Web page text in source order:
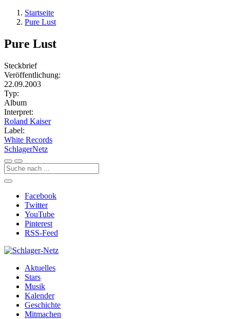
Startseite
Pure Lust
Pure Lust
Steckbrief
Veröffentlichung:
22.09.2003
Typ:
Album
Interpret:
Roland Kaiser
Label:
White Records
SchlagerNetz
Facebook
Twitter
YouTube
Pinterest
RSS-Feed
Aktuelles
Stars
Musik
Kalender
Geschichte
Mitmachen